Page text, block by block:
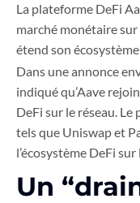
La plateforme DeFi
marché monétaire
étend son
Dans une annonce
indiqué qu’Aave
DeFi sur le réseau.
tels que Uniswap et
l’écosystème DeFi
Un